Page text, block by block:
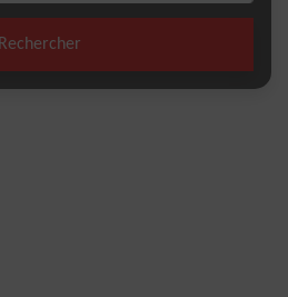
Rechercher